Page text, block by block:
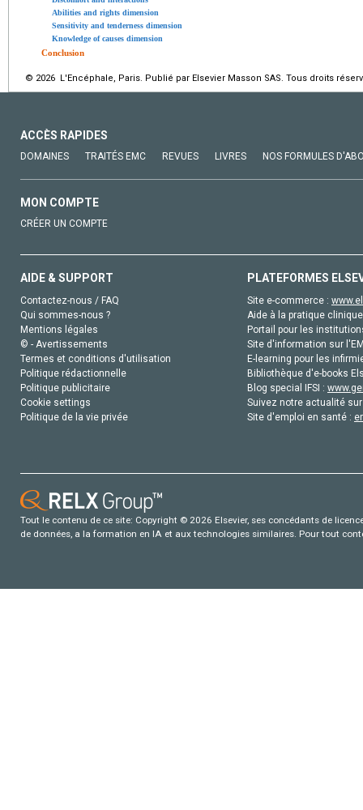
Abilities and rights dimension
Sensitivity and tenderness dimension
Knowledge of causes dimension
Conclusion
© 2026 L'Encéphale, Paris. Publié par Elsevier Masson SAS. Tous droits
ACCÈS RAPIDES
DOMAINES TRAITÉS EMC REVUES LIVRES NOS FORMULES
MON COMPTE
CRÉER UN COMPTE
AIDE & SUPPORT
Contactez-nous / FAQ
Qui sommes-nous ?
Mentions légales
© - Avertissements
Termes et conditions d'utilisation
Politique rédactionnelle
Politique publicitaire
Cookie settings
Politique de la vie privée
PLATEFORMES
Site e-commerce :
Aide à la pratique
Portail pour les
Site d'information sur
E-learning pour les
Bibliothèque d'e-books
Blog special IFSI :
Suivez notre actualité
Site d'emploi en santé :
Tout le contenu de ce site: Copyright © 2026 Elsevier, ses concédants de
de données, a la formation en IA et aux technologies similaires. Pour tout